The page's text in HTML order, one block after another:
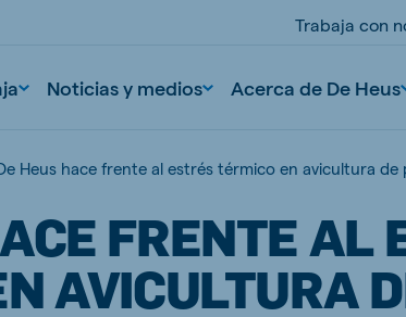
Trabaja con
Noticias y medios Acerca de De Heus
Heus hace frente al estrés térmico en avicultura de
FRENTE AL
AVICULTURA